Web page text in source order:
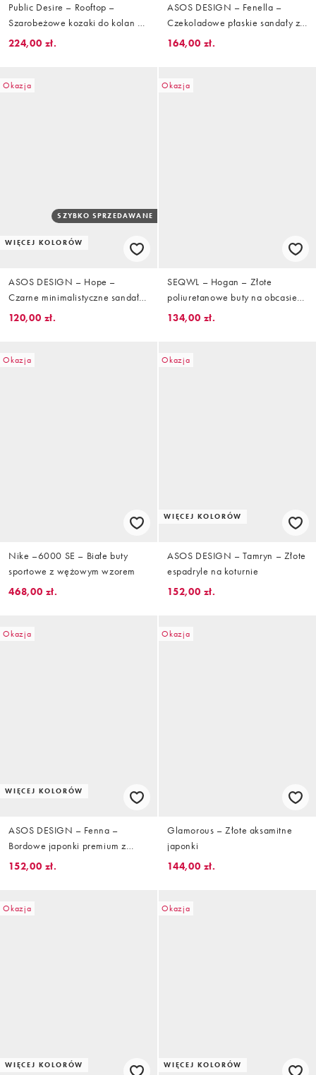
Public Desire – Rooftop –
Szarobeżowe kozaki do kolan z
imitacji zamszu, z uprzężą
224,00 zł.
ASOS DESIGN – Fenella –
Czekoladowe płaskie sandały z
dużym kamieniem
164,00 zł.
Okazja
WIĘCEJ KOLORÓW
SZYBKO SPRZEDAWANE
ASOS DESIGN – Hope –
Czarne minimalistyczne sandały
na szpilce na średnim obcasie
120,00 zł.
Okazja
SEQWL – Hogan – Złote
poliuretanowe buty na obcasie
klockowym
134,00 zł.
Okazja
Nike –6000 SE – Białe buty
sportowe z wężowym wzorem
468,00 zł.
Okazja
WIĘCEJ KOLORÓW
ASOS DESIGN – Tamryn – Złote
espadryle na koturnie
152,00 zł.
Okazja
WIĘCEJ KOLORÓW
ASOS DESIGN – Fenna –
Bordowe japonki premium z
naturalnego zamszu
152,00 zł.
Okazja
Glamorous – Złote aksamitne
japonki
144,00 zł.
Okazja
WIĘCEJ KOLORÓW
Okazja
WIĘCEJ KOLORÓW